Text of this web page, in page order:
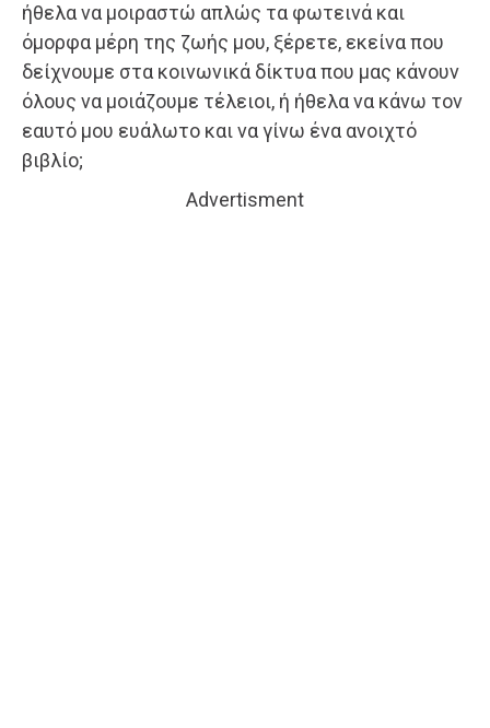
ήθελα να μοιραστώ απλώς τα φωτεινά και
όμορφα μέρη της ζωής μου, ξέρετε, εκείνα που
δείχνουμε στα κοινωνικά δίκτυα που μας κάνουν
όλους να μοιάζουμε τέλειοι, ή ήθελα να κάνω τον
εαυτό μου ευάλωτο και να γίνω ένα ανοιχτό
βιβλίο;
Advertisment